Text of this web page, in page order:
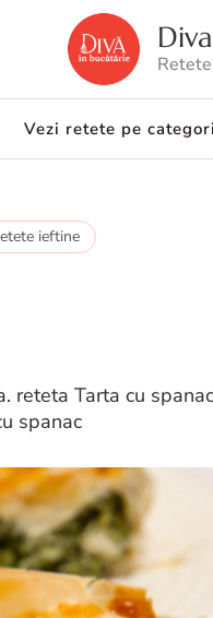
Vezi retete pe
ieftine
reteta Tarta cu
spanac